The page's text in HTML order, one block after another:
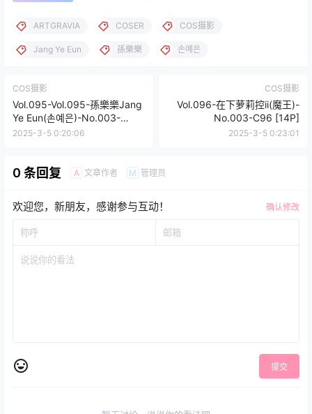
ARTGRAVIA COSER COS摄影
Jang Ye Eun 孫樂樂 손예은
COS摄影
Vol.095-Vol.095-孫樂樂Jang
Ye Eun(손예은)-No.003-
[ARTGRAVIA] VOL182 [62P]
2025-3-5 0:20:06
COS摄影
Vol.096-在下萝莉控ii(魔王)-
No.003-C96 [14P]
2025-3-5 0:23:01
0 条回复 A 文章作者 M 管理员
欢迎您，新朋友，感谢参与互动！ 确认修改
提交